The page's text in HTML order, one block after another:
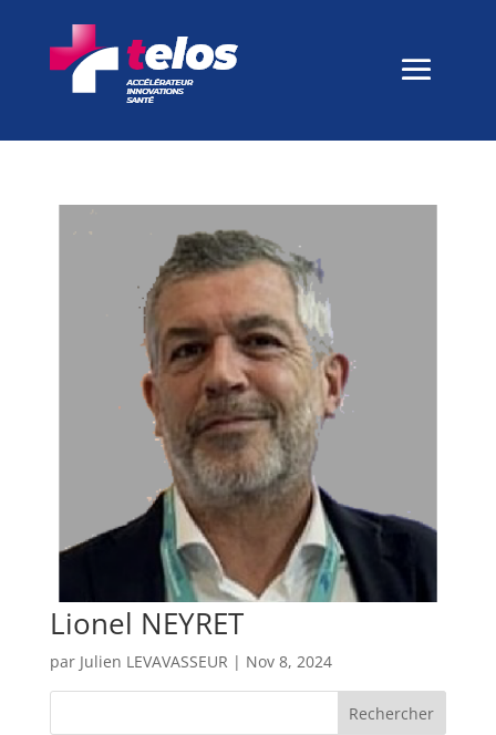
Lionel NEYRET
par Julien LEVAVASSEUR | Nov 8, 2024
Rechercher